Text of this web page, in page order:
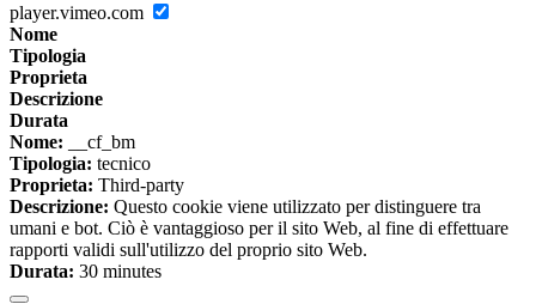
player.vimeo.com
Nome
Tipologia
Proprieta
Descrizione
Durata
Nome: __cf_bm
Tipologia: tecnico
Proprieta: Third-party
Descrizione: Questo cookie viene utilizzato per distinguere tra
umani e bot. Ciò è vantaggioso per il sito Web, al fine di effettuare
rapporti validi sull'utilizzo del proprio sito Web.
Durata: 30 minutes